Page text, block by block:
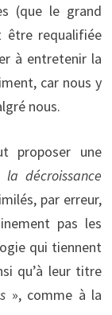
(que le grand
être requalifiée
à entretenir la
car nous y
nous.
proposer une
décroissance
par erreur,
pas les
qui tiennent
qu’à leur titre
», comme à la